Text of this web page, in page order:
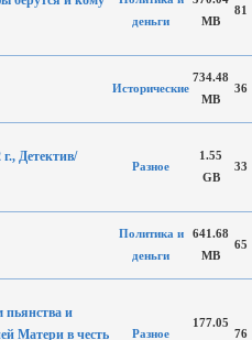
деньги
MB
81
Исторические
734.48
MB
36
Детектив/
Разное
1.55
GB
33
Политика и
деньги
641.68
MB
65
пьянства и
Матери в честь
Разное
177.05
76